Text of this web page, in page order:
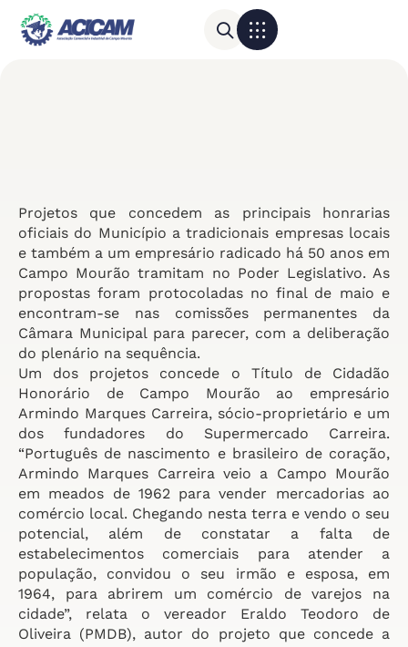
Projetos que concedem as principais honrarias
oficiais do Município a tradicionais empresas locais
e também a um empresário radicado há 50 anos em
Campo Mourão tramitam no Poder Legislativo. As
propostas foram protocoladas no final de maio e
encontram-se nas comissões permanentes da
Câmara Municipal para parecer, com a deliberação
do plenário na sequência.
Um dos projetos concede o Título de Cidadão
Honorário de Campo Mourão ao empresário
Armindo Marques Carreira, sócio-proprietário e um
dos fundadores do Supermercado Carreira.
“Português de nascimento e brasileiro de coração,
Armindo Marques Carreira veio a Campo Mourão
em meados de 1962 para vender mercadorias ao
comércio local. Chegando nesta terra e vendo o seu
potencial, além de constatar a falta de
estabelecimentos comerciais para atender a
população, convidou o seu irmão e esposa, em
1964, para abrirem um comércio de varejos na
cidade”, relata o vereador Eraldo Teodoro de
Oliveira (PMDB), autor do projeto que concede a